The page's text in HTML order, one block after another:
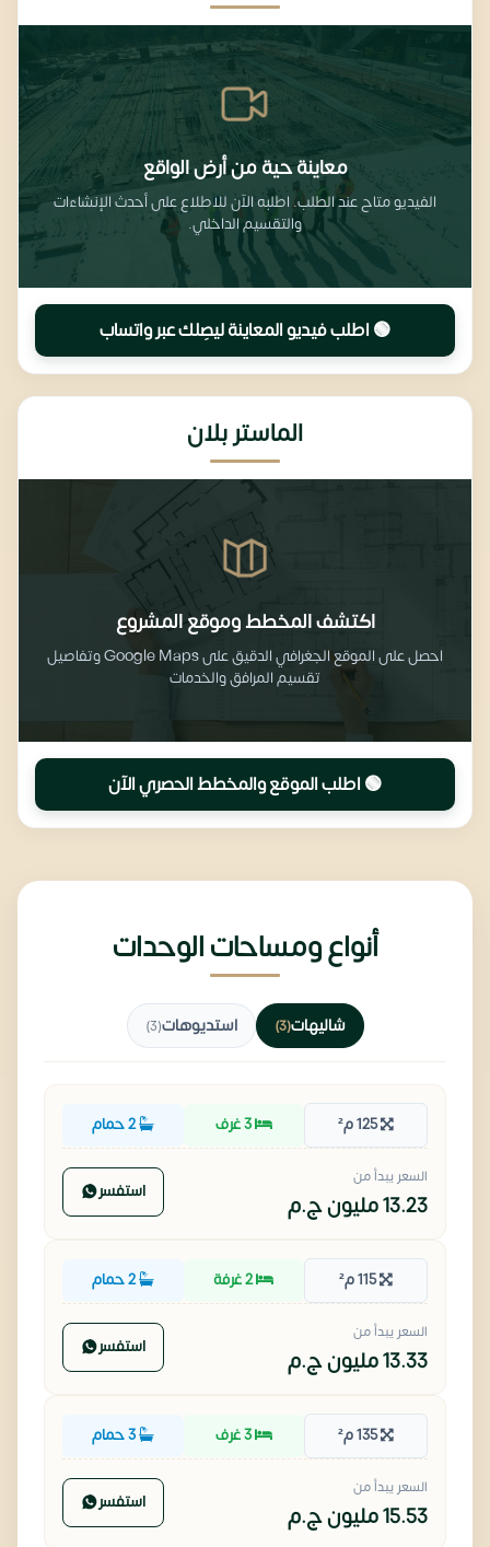
معاينة حية من أرض الواقع
الفيديو متاح عند الطلب. اطلبه الآن للاطلاع على أحدث الإنشاءات
والتقسيم الداخلي.
🟢 اطلب فيديو المعاينة ليصِلك عبر واتساب
الماستر بلان
اكتشف المخطط وموقع المشروع
احصل على الموقع الجغرافي الدقيق على Google Maps وتفاصيل
تقسيم المرافق والخدمات
🟢 اطلب الموقع والمخطط الحصري الآن
أنواع ومساحات الوحدات
شاليهات(3) استديوهات(3)
125 م² 3 غرف 2 حمام
السعر يبدأ من
13.23 مليون ج.م استفسر
115 م² 2 غرفة 2 حمام
السعر يبدأ من
13.33 مليون ج.م استفسر
135 م² 3 غرف 3 حمام
السعر يبدأ من
15.53 مليون ج.م استفسر